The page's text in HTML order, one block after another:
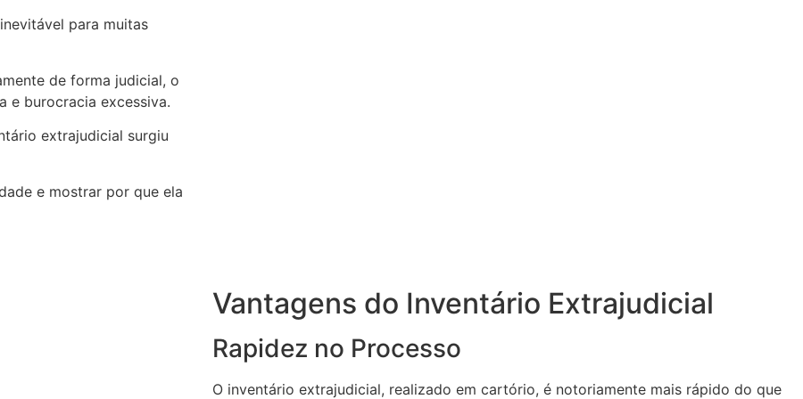
para muitas
de forma judicial, o
e burocracia excessiva.
extrajudicial surgiu
e mostrar por que ela
Vantagens do Inventário Extrajudicial
Rapidez no Processo
O inventário extrajudicial, realizado em cartório, é notoriamente mais rápido do que